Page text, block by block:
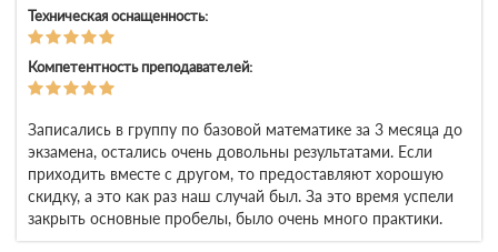
Техническая оснащенность:
Компетентность преподавателей:
Записались в группу по базовой математике за 3 месяца до
экзамена, остались очень довольны результатами. Если
приходить вместе с другом, то предоставляют хорошую
скидку, а это как раз наш случай был. За это время успели
закрыть основные пробелы, было очень много практики.